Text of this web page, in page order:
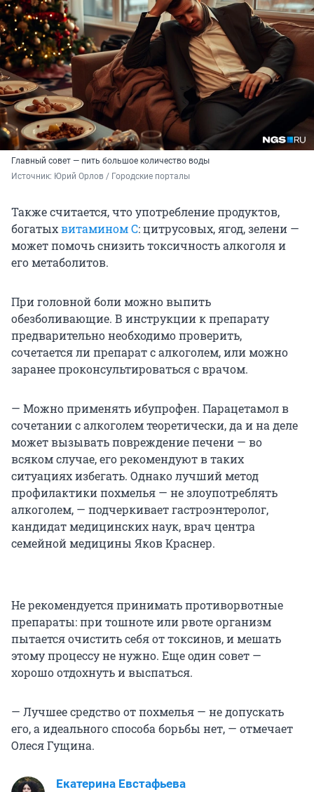
Главный совет — пить большое количество воды
Источник: Юрий Орлов / Городские порталы
Также считается, что употребление продуктов,
богатыхвитамином С: цитрусовых, ягод, зелени —
может помочь снизить токсичность алкоголя и
его метаболитов.
При головной боли можно выпить
обезболивающие. В инструкции к препарату
предварительно необходимо проверить,
сочетается ли препарат с алкоголем, или можно
заранее проконсультироваться с врачом.
— Можно применять ибупрофен. Парацетамол в
сочетании с алкоголем теоретически, да и на деле
может вызывать повреждение печени — во
всяком случае, его рекомендуют в таких
ситуациях избегать. Однако лучший метод
профилактики похмелья — не злоупотреблять
алкоголем, — подчеркивает гастроэнтеролог,
кандидат медицинских наук, врач центра
семейной медицины Яков Краснер.
Не рекомендуется принимать противорвотные
препараты: при тошноте или рвоте организм
пытается очистить себя от токсинов, и мешать
этому процессу не нужно. Еще один совет —
хорошо отдохнуть и выспаться.
— Лучшее средство от похмелья — не допускать
его, а идеального способа борьбы нет, — отмечает
Олеся Гущина.
Екатерина Евстафьева